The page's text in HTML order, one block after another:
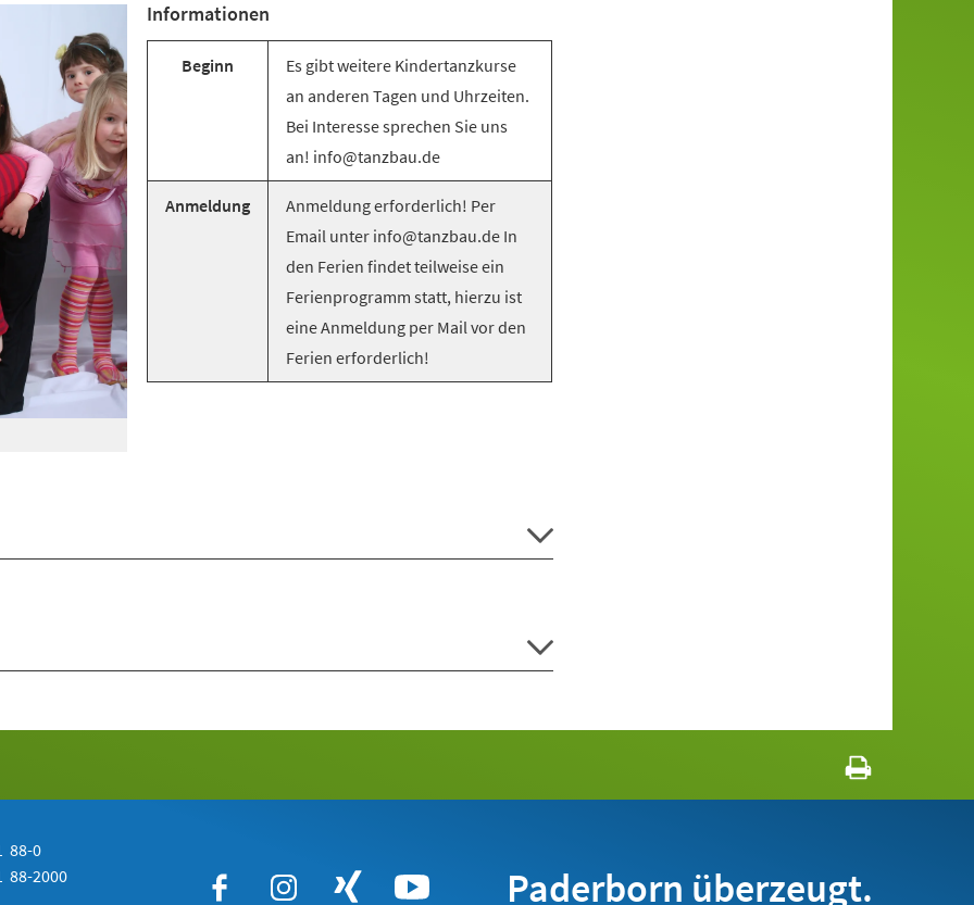
Informationen
Beginn
Es gibt weitere Kindertanzkurse
an anderen Tagen und Uhrzeiten.
Bei Interesse sprechen Sie uns
an! info@tanzbau.de
Anmeldung
Anmeldung erforderlich! Per
Email unter info@tanzbau.de In
den Ferien findet teilweise ein
Ferienprogramm statt, hierzu ist
eine Anmeldung per Mail vor den
Ferien erforderlich!
88-0
88-2000 Paderborn überzeugt.